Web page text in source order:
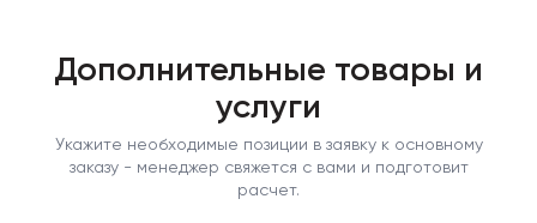
Дополнительные товары и
услуги
Укажите необходимые позиции в заявку к основному
заказу - менеджер свяжется с вами и подготовит
расчет.